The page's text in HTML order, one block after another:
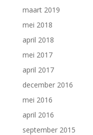
maart 2019
mei 2018
april 2018
mei 2017
april 2017
december 2016
mei 2016
april 2016
september 2015